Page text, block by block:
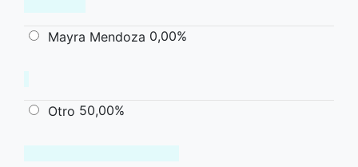
Mayra Mendoza 0,00%
Otro 50,00%